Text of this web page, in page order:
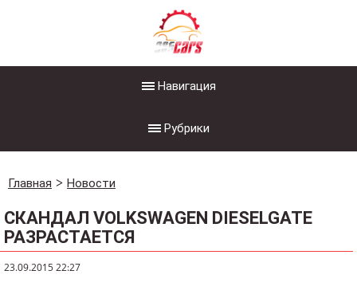
Навигация
Рубрики
Главная Новости
СКАНДАЛ VOLKSWAGEN DIESELGATE
РАЗРАСТАЕТСЯ
23.09.2015 22:27